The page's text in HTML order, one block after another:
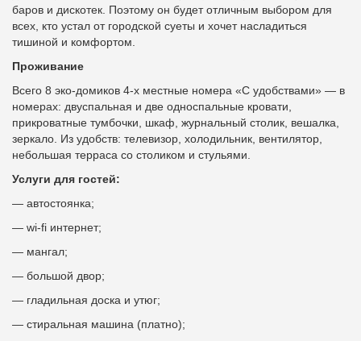
баров и дискотек. Поэтому он будет отличным выбором для
всех, кто устал от городской суеты и хочет насладиться
тишиной и комфортом.
Проживание
Всего 8 эко-домиков 4-х местные номера «С удобствами» — в
номерах: двуспальная и две односпальные кровати,
прикроватные тумбочки, шкаф, журнальный столик, вешалка,
зеркало. Из удобств: телевизор, холодильник, вентилятор,
небольшая терраса со столиком и стульями.
Услуги для гостей:
— автостоянка;
— wi-fi интернет;
— мангал;
— большой двор;
— гладильная доска и утюг;
— стиральная машина (платно);